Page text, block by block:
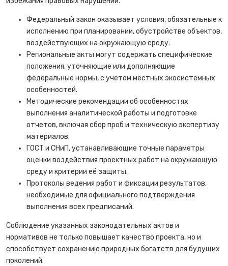
Федеральный закон оказывает условия, обязательные к
исполнению при планировании, обустройстве объектов,
воздействующих на окружающую среду.
Региональные акты могут содержать специфические
положения, уточняющие или дополняющие
федеральные нормы, с учетом местных экосистемных
особенностей.
Методические рекомендации об особенностях
выполнения аналитической работы и подготовке
отчетов, включая сбор проб и техническую экспертизу
материалов.
ГОСТ и СНиП, устанавливающие точные параметры
оценки воздействия проектных работ на окружающую
среду и критерии её защиты.
Протоколы ведения работ и фиксации результатов,
необходимые для официального подтверждения
выполнения всех предписаний.
Соблюдение указанных законодательных актов и
нормативов не только повышает качество проекта, но и
способствует сохранению природных богатств для будущих
поколений.